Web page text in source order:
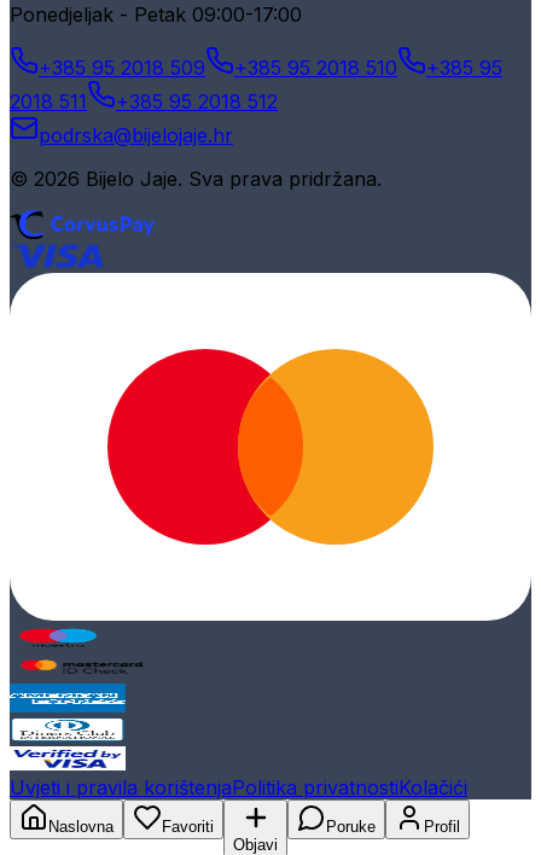
Ponedjeljak - Petak 09:00-17:00
+385 95 2018 509 +385 95 2018 510
+385 95
2018 511
+385 95 2018 512
podrska@bijelojaje.hr
© 2026 Bijelo Jaje. Sva prava pridržana.
Uvjeti i pravila korištenjaPolitika privatnostiKolačići
Naslovna
Favoriti
Objavi
Poruke Profil